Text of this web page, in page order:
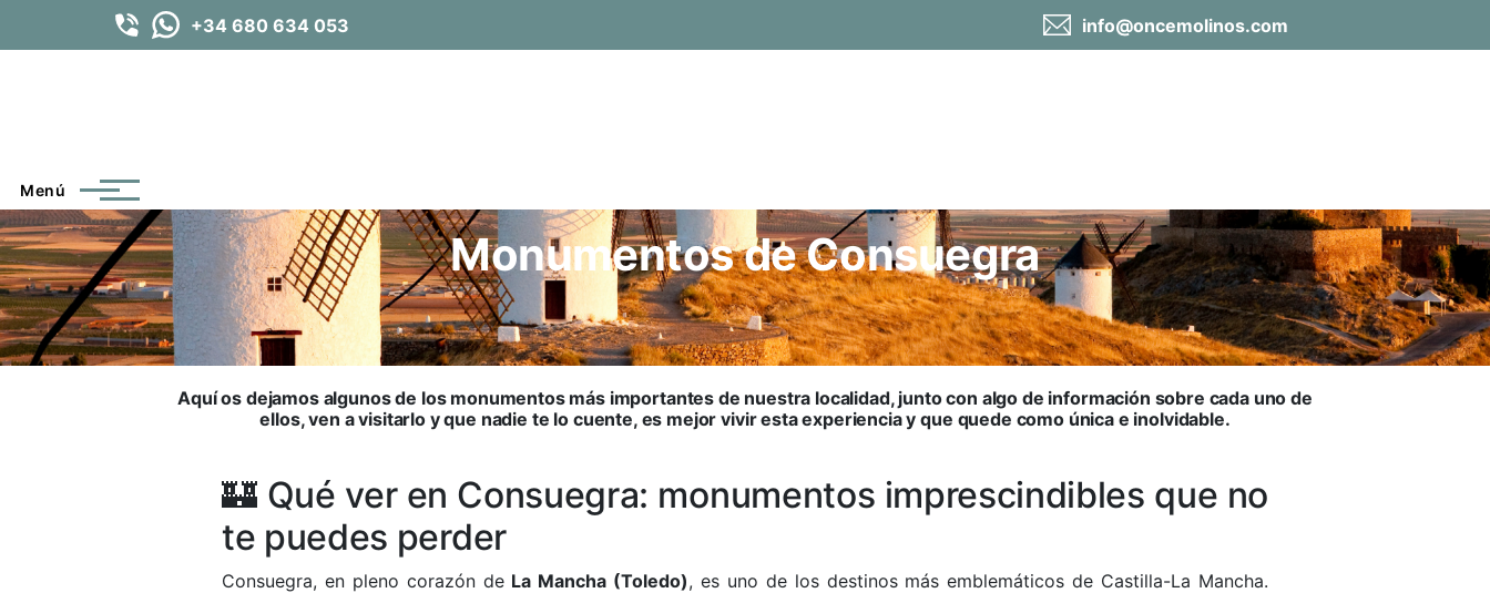
Pasar al contenido principal
+34 680 634 053 info@oncemolinos.com
Menú
Monumentos de Consuegra
Aquí os dejamos algunos de los monumentos más importantes de nuestra localidad, junto con algo de información sobre cada uno de
ellos, ven a visitarlo y que nadie te lo cuente, es mejor vivir esta experiencia y que quede como única e inolvidable.
🏰 Qué ver en Consuegra: monumentos imprescindibles que no
te puedes perder
Consuegra, en pleno corazón de La Mancha (Toledo), es uno de los destinos más emblemáticos de Castilla-La Mancha.